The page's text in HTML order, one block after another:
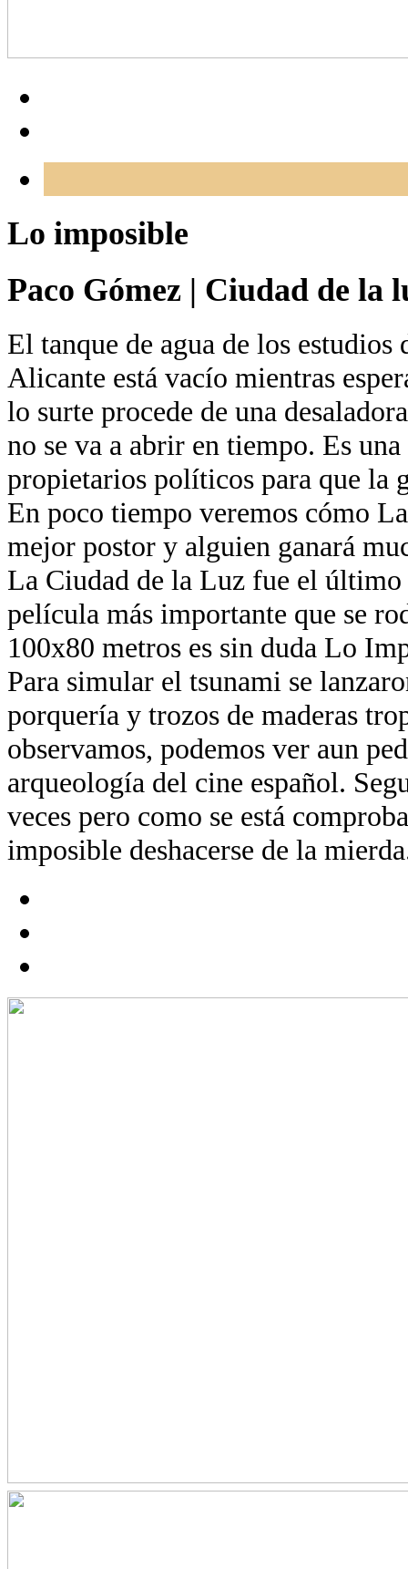
Lo imposible
Paco Gómez | Ciudad de la
El tanque de agua de los
Alicante está vacío mientras
lo surte procede de una
no se va a abrir en tiempo. Es
propietarios políticos para que la
En poco tiempo veremos cómo
mejor postor y alguien ganará
La Ciudad de la Luz fue el
película más importante que se
100x80 metros es sin duda Lo
Para simular el tsunami se
porquería y trozos de maderas
observamos, podemos ver aun
arqueología del cine español.
veces pero como se está
imposible deshacerse de la